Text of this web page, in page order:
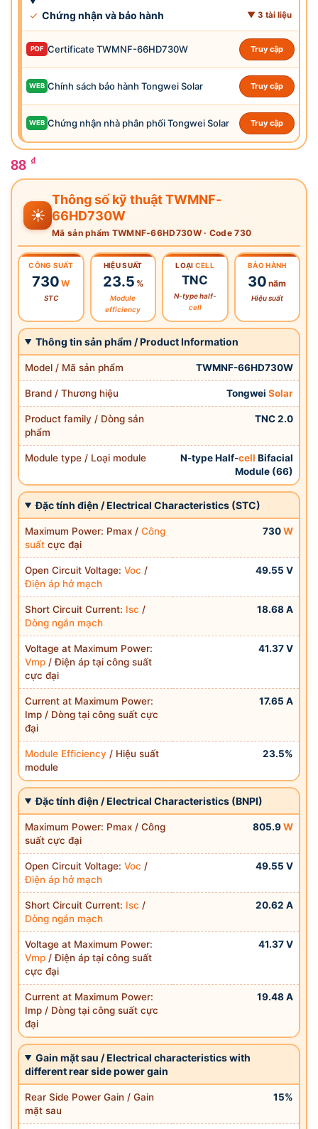
✓ Chứng nhận và bảo hành ▼ 3 tài liệu
PDF Certificate TWMNF-66HD730W Truy cập
WEB Chính sách bảo hành Tongwei Solar Truy cập
WEB Chứng nhận nhà phân phối Tongwei Solar Truy cập
88 ₫
☀️
Thông số kỹ thuật TWMNF-
66HD730W
Mã sản phẩm TWMNF-66HD730W · Code 730
CÔNG SUẤT
730 W
STC
HIỆU SUẤT
23.5 %
Module
efficiency
LOẠI CELL
TNC
N-type half-
cell
BẢO HÀNH
30 năm
Hiệu suất
Thông tin sản phẩm / Product Information
Model / Mã sản phẩm TWMNF-66HD730W
Brand / Thương hiệu Tongwei Solar
Product family / Dòng sản
phẩm
TNC 2.0
Module type / Loại module N-type Half-cell Bifacial
Module (66)
Đặc tính điện / Electrical Characteristics (STC)
Maximum Power: Pmax / Công
suất cực đại
730W
Open Circuit Voltage: Voc /
Điện áp hở mạch
49.55 V
Short Circuit Current: Isc /
Dòng ngắn mạch
18.68 A
Voltage at Maximum Power:
Vmp / Điện áp tại công suất
cực đại
41.37 V
Current at Maximum Power:
Imp / Dòng tại công suất cực
đại
17.65 A
Module Efficiency / Hiệu suất
module
23.5%
Đặc tính điện / Electrical Characteristics (BNPI)
Maximum Power: Pmax / Công
suất cực đại
805.9W
Open Circuit Voltage: Voc /
Điện áp hở mạch
49.55 V
Short Circuit Current: Isc /
Dòng ngắn mạch
20.62 A
Voltage at Maximum Power:
Vmp / Điện áp tại công suất
cực đại
41.37 V
Current at Maximum Power:
Imp / Dòng tại công suất cực
đại
19.48 A
Gain mặt sau / Electrical characteristics with
different rear side power gain
Rear Side Power Gain / Gain
mặt sau
15%